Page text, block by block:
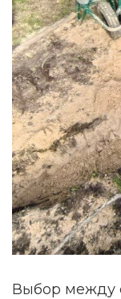
Выбор между